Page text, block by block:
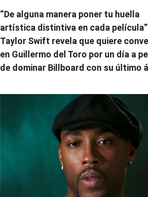
“De alguna manera poner tu huella
artística distintiva en cada
Taylor Swift revela que quiere
en Guillermo del Toro por un día a
de dominar Billboard con su último